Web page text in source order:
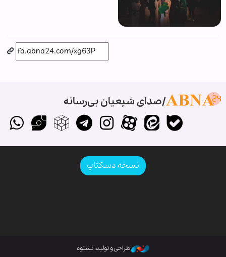
صدای شیعیان بی‌رسانه
نسخه دسکتاپ
طراحی و تولید: نستوه